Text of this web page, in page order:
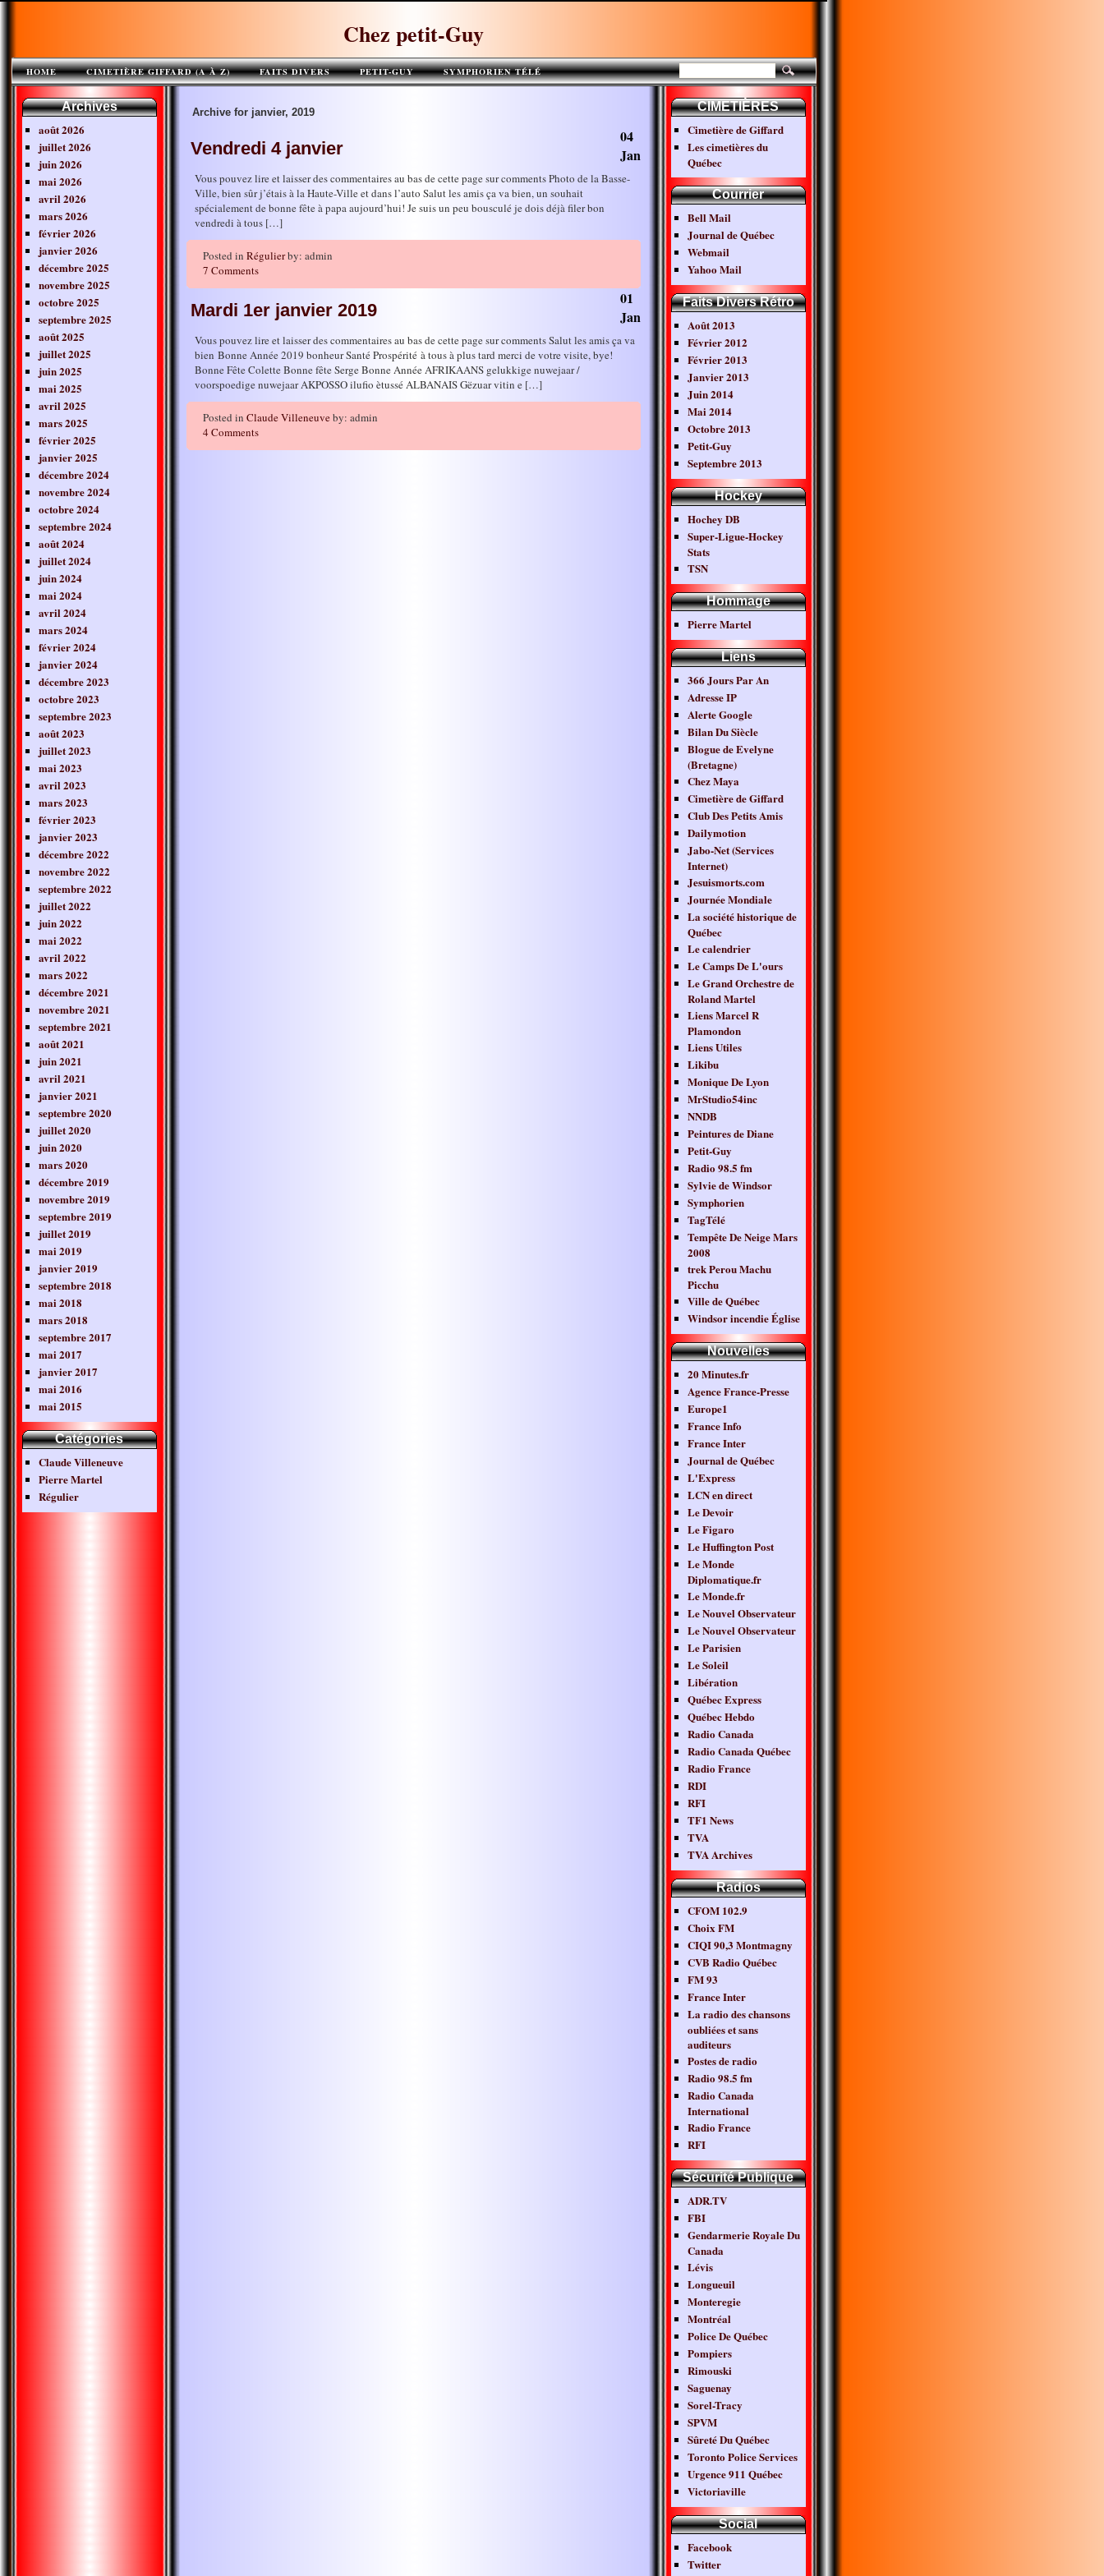
Chez petit-Guy
HOME CIMETIÈRE GIFFARD (A À Z) FAITS DIVERS PETIT-GUY SYMPHORIEN TÉLÉ
Archives
août 2026
juillet 2026
juin 2026
mai 2026
avril 2026
mars 2026
février 2026
janvier 2026
décembre 2025
novembre 2025
octobre 2025
septembre 2025
août 2025
juillet 2025
juin 2025
mai 2025
avril 2025
mars 2025
février 2025
janvier 2025
décembre 2024
novembre 2024
octobre 2024
septembre 2024
août 2024
juillet 2024
juin 2024
mai 2024
avril 2024
mars 2024
février 2024
janvier 2024
décembre 2023
octobre 2023
septembre 2023
août 2023
juillet 2023
mai 2023
avril 2023
mars 2023
février 2023
janvier 2023
décembre 2022
novembre 2022
septembre 2022
juillet 2022
juin 2022
mai 2022
avril 2022
mars 2022
décembre 2021
novembre 2021
septembre 2021
août 2021
juin 2021
avril 2021
janvier 2021
septembre 2020
juillet 2020
juin 2020
mars 2020
décembre 2019
novembre 2019
septembre 2019
juillet 2019
mai 2019
janvier 2019
septembre 2018
mai 2018
mars 2018
septembre 2017
mai 2017
janvier 2017
mai 2016
mai 2015
Catégories
Claude Villeneuve
Pierre Martel
Régulier
CIMETIÈRES
Cimetière de Giffard
Les cimetières du
Québec
Courrier
Bell Mail
Journal de Québec
Webmail
Yahoo Mail
Faits Divers Rétro
Août 2013
Février 2012
Février 2013
Janvier 2013
Juin 2014
Mai 2014
Octobre 2013
Petit-Guy
Septembre 2013
Hockey
Hochey DB
Super-Ligue-Hockey
Stats
TSN
Hommage
Pierre Martel
Liens
366 Jours Par An
Adresse IP
Alerte Google
Bilan Du Siècle
Blogue de Evelyne
(Bretagne)
Chez Maya
Cimetière de Giffard
Club Des Petits Amis
Dailymotion
Jabo-Net (Services
Internet)
Jesuismorts.com
Journée Mondiale
La société historique de
Québec
Le calendrier
Le Camps De L'ours
Le Grand Orchestre de
Roland Martel
Liens Marcel R
Plamondon
Liens Utiles
Likibu
Monique De Lyon
MrStudio54inc
NNDB
Peintures de Diane
Petit-Guy
Radio 98.5 fm
Sylvie de Windsor
Symphorien
TagTélé
Tempête De Neige Mars
2008
trek Perou Machu
Picchu
Ville de Québec
Windsor incendie Église
Nouvelles
20 Minutes.fr
Agence France-Presse
Europe1
France Info
France Inter
Journal de Québec
L'Express
LCN en direct
Le Devoir
Le Figaro
Le Huffington Post
Le Monde
Diplomatique.fr
Le Monde.fr
Le Nouvel Observateur
Le Nouvel Observateur
Le Parisien
Le Soleil
Libération
Québec Express
Québec Hebdo
Radio Canada
Radio Canada Québec
Radio France
RDI
RFI
TF1 News
TVA
TVA Archives
Radios
CFOM 102.9
Choix FM
CIQI 90,3 Montmagny
CVB Radio Québec
FM 93
France Inter
La radio des chansons
oubliées et sans
auditeurs
Postes de radio
Radio 98.5 fm
Radio Canada
International
Radio France
RFI
Sécurité Publique
ADR.TV
FBI
Gendarmerie Royale Du
Canada
Lévis
Longueuil
Monteregie
Montréal
Police De Québec
Pompiers
Rimouski
Saguenay
Sorel-Tracy
SPVM
Sûreté Du Québec
Toronto Police Services
Urgence 911 Québec
Victoriaville
Social
Facebook
Twitter
Archive for janvier, 2019
04
Jan
Vendredi 4 janvier
Vous pouvez lire et laisser des commentaires au bas de cette page sur comments Photo de la Basse-
Ville, bien sûr j’étais à la Haute-Ville et dans l’auto Salut les amis ça va bien, un souhait
spécialement de bonne fête à papa aujourd’hui! Je suis un peu bousculé je dois déjà filer bon
vendredi à tous […]
Posted inRégulierby: admin
7 Comments
01
Jan
Mardi 1er janvier 2019
Vous pouvez lire et laisser des commentaires au bas de cette page sur comments Salut les amis ça va
bien Bonne Année 2019 bonheur Santé Prospérité à tous à plus tard merci de votre visite, bye!
Bonne Fête Colette Bonne fête Serge Bonne Année AFRIKAANS gelukkige nuwejaar /
voorspoedige nuwejaar AKPOSSO ilufio ètussé ALBANAIS Gëzuar vitin e […]
Posted inClaude Villeneuveby: admin
4 Comments